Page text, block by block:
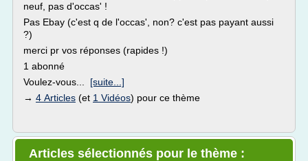
neuf, pas d'occas' !
Pas Ebay (c'est q de l'occas', non? c'est pas payant aussi
?)
merci pr vos réponses (rapides !)
1 abonné
Voulez-vous... [suite...]
→ 4 Articles (et 1 Vidéos) pour ce thème
Articles sélectionnés pour le thème :